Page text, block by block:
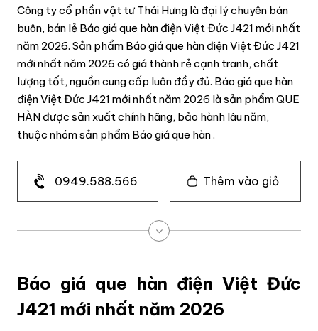
Công ty cổ phần vật tư Thái Hưng là đại lý chuyên bán
buôn, bán lẻ Báo giá que hàn điện Việt Đức J421 mới nhất
năm 2026. Sản phẩm Báo giá que hàn điện Việt Đức J421
mới nhất năm 2026 có giá thành rẻ cạnh tranh, chất
lượng tốt, nguồn cung cấp luôn đầy đủ. Báo giá que hàn
điện Việt Đức J421 mới nhất năm 2026 là sản phẩm QUE
HÀN được sản xuất chính hãng, bảo hành lâu năm,
thuộc nhóm sản phẩm Báo giá que hàn .
0949.588.566 Thêm vào giỏ
Báo giá que hàn điện Việt Đức
J421 mới nhất năm 2026